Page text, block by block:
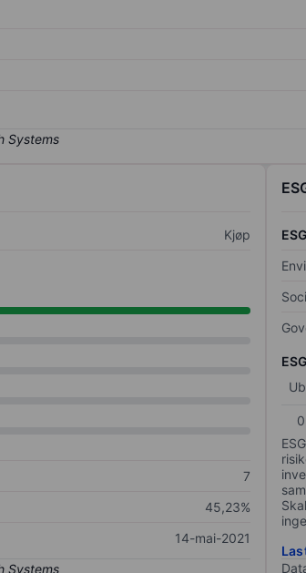
Kjøp
7
45,23%
14-mai-2021